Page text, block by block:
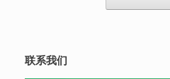
联系我们